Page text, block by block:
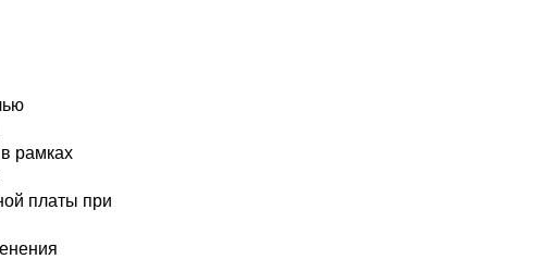
рамках
платы при